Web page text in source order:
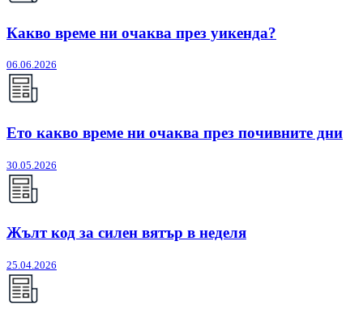
Какво време ни очаква през уикенда?
06.06.2026
Ето какво време ни очаква през почивните дни
30.05.2026
Жълт код за силен вятър в неделя
25.04.2026